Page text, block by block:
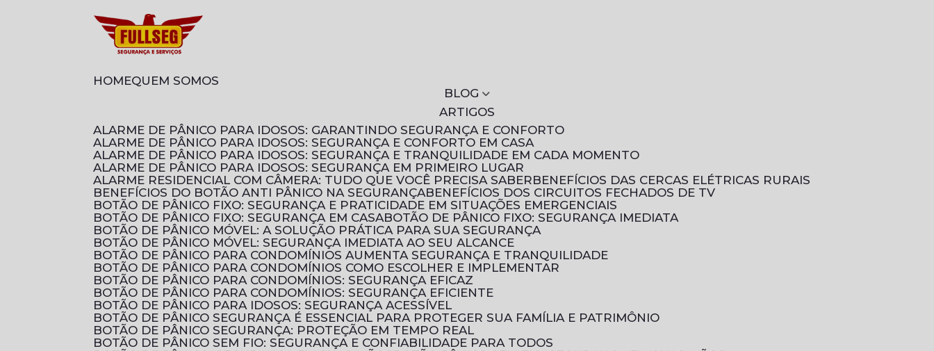
HOME
QUEM SOMOS
BLOG
ARTIGOS
ALARME DE PÂNICO PARA IDOSOS: GARANTINDO SEGURANÇA E CONFORTO
ALARME DE PÂNICO PARA IDOSOS: SEGURANÇA E CONFORTO EM CASA
ALARME DE PÂNICO PARA IDOSOS: SEGURANÇA E TRANQUILIDADE EM CADA MOMENTO
ALARME DE PÂNICO PARA IDOSOS: SEGURANÇA EM PRIMEIRO LUGAR
ALARME RESIDENCIAL COM CÂMERA: TUDO QUE VOCÊ PRECISA SABER
BENEFÍCIOS DAS CERCAS ELÉTRICAS RURAIS
BENEFÍCIOS DO BOTÃO ANTI PÂNICO NA SEGURANÇA
BENEFÍCIOS DOS CIRCUITOS FECHADOS DE TV
BOTÃO DE PÂNICO FIXO: SEGURANÇA E PRATICIDADE EM SITUAÇÕES EMERGENCIAIS
BOTÃO DE PÂNICO FIXO: SEGURANÇA EM CASA
BOTÃO DE PÂNICO FIXO: SEGURANÇA IMEDIATA
BOTÃO DE PÂNICO MÓVEL: A SOLUÇÃO PRÁTICA PARA SUA SEGURANÇA
BOTÃO DE PÂNICO MÓVEL: SEGURANÇA IMEDIATA AO SEU ALCANCE
BOTÃO DE PÂNICO PARA CONDOMÍNIOS AUMENTA SEGURANÇA E TRANQUILIDADE
BOTÃO DE PÂNICO PARA CONDOMÍNIOS COMO ESCOLHER E IMPLEMENTAR
BOTÃO DE PÂNICO PARA CONDOMÍNIOS: SEGURANÇA EFICAZ
BOTÃO DE PÂNICO PARA CONDOMÍNIOS: SEGURANÇA EFICIENTE
BOTÃO DE PÂNICO PARA IDOSOS: SEGURANÇA ACESSÍVEL
BOTÃO DE PÂNICO SEGURANÇA É ESSENCIAL PARA PROTEGER SUA FAMÍLIA E PATRIMÔNIO
BOTÃO DE PÂNICO SEGURANÇA: PROTEÇÃO EM TEMPO REAL
BOTÃO DE PÂNICO SEM FIO: SEGURANÇA E CONFIABILIDADE PARA TODOS